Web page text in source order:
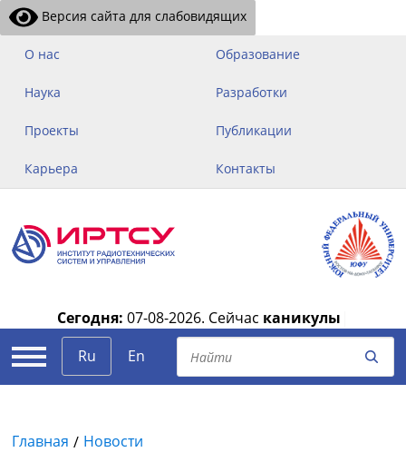
Версия сайта для слабовидящих
О нас Образование
Наука Разработки
Проекты Публикации
Карьера Контакты
Сегодня: 07-08-2026. Сейчас каникулы
Ru
En
Главная Новости